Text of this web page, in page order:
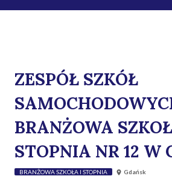
ZESPÓŁ SZKÓŁ
BRANŻOWA
STOPNIA NR 12 W
BRANŻOWA SZKOŁA I STOPNIA Gdańsk